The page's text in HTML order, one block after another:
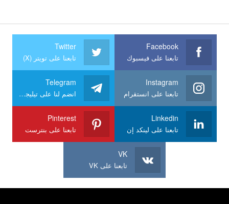
Facebook
تابعنا على فيسبوك
Twitter
تابعنا على تويتر (X)
Instagram
تابعنا على انستقرام
Telegram
انضم لنا على تيليجرام
Linkedin
تابعنا على لينكد إن
Pinterest
تابعنا على بنترست
VK
تابعنا على VK